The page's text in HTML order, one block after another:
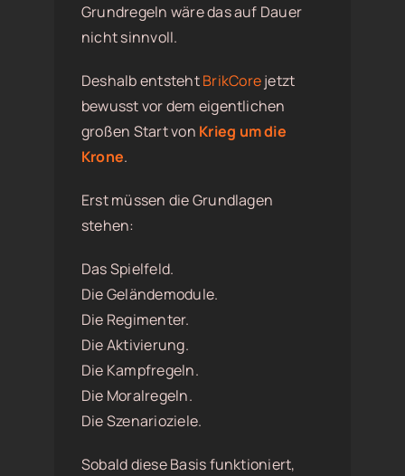
Grundregeln wäre das auf Dauer
nicht sinnvoll.
Deshalb entstehtBrikCorejetzt
bewusst vor dem eigentlichen
großen Start von Krieg um die
Krone.
Erst müssen die Grundlagen
stehen:
Das Spielfeld.
Die Geländemodule.
Die Regimenter.
Die Aktivierung.
Die Kampfregeln.
Die Moralregeln.
Die Szenarioziele.
Sobald diese Basis funktioniert,